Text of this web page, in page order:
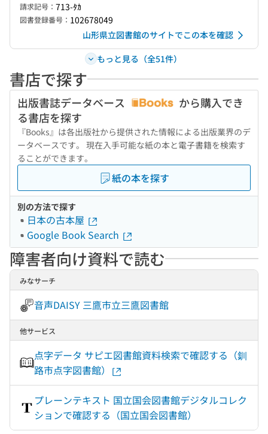
請求記号： 713-ﾀｶ
図書登録番号： 102678049
山形県立図書館のサイトでこの本を確認
もっと見る（全51件）
書店で探す
出版書誌データベース
から購入でき
る書店を探す
『Books』は各出版社から提供された情報による出版業界のデ
ータベースです。 現在入手可能な紙の本と電子書籍を検索す
ることができます。
紙の本を探す
別の方法で探す
日本の古本屋
Google Book Search
障害者向け資料で読む
みなサーチ
音声DAISY 三鷹市立三鷹図書館
他サービス
点字データ サピエ図書館資料検索で確認する（釧
路市点字図書館）
プレーンテキスト 国立国会図書館デジタルコレク
ションで確認する（国立国会図書館）